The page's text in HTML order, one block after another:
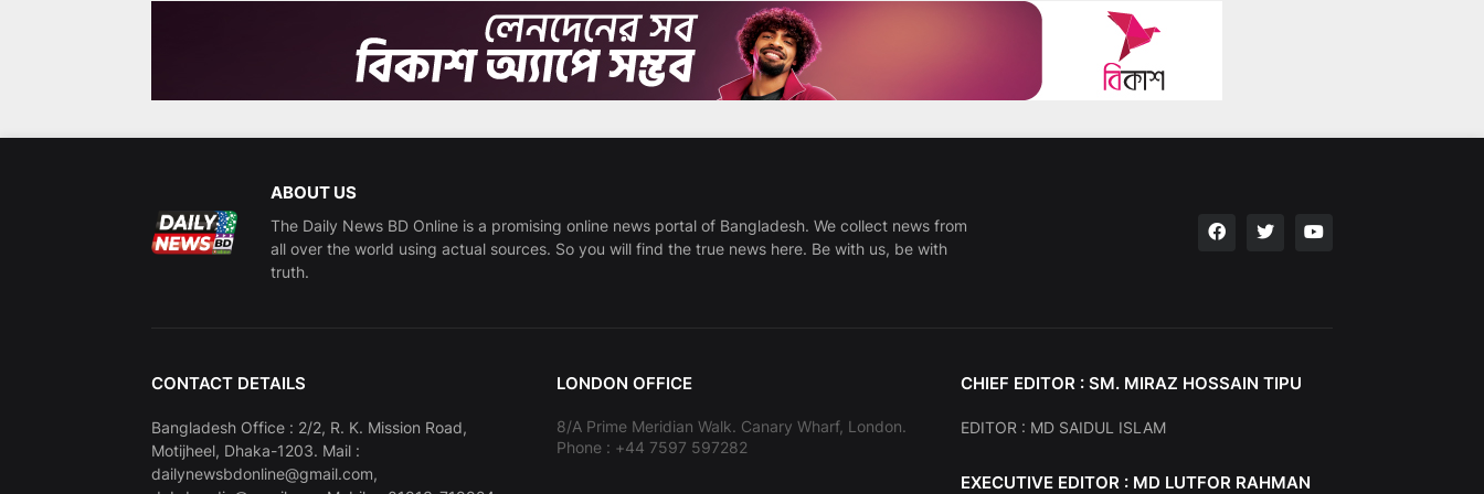
ABOUT US
The Daily News BD Online is a promising online news portal of Bangladesh. We collect news from
all over the world using actual sources. So you will find the true news here. Be with us, be with
truth.
CONTACT DETAILS
Bangladesh Office : 2/2, R. K. Mission Road,
Motijheel, Dhaka-1203. Mail :
dailynewsbdonline@gmail.com,
LONDON OFFICE
8/A Prime Meridian Walk. Canary Wharf, London.
Phone : +44 7597 597282
CHIEF EDITOR : SM. MIRAZ HOSSAIN TIPU
EDITOR : MD SAIDUL ISLAM
EXECUTIVE EDITOR : MD LUTFOR RAHMAN